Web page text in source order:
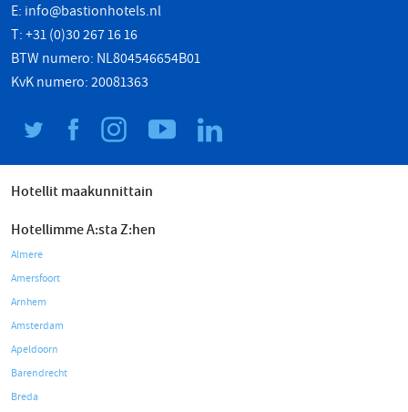
E: info@bastionhotels.nl
T: +31 (0)30 267 16 16
BTW numero: NL804546654B01
KvK numero: 20081363
Hotellit maakunnittain
Hotellimme A:sta Z:hen
Almere
Amersfoort
Arnhem
Amsterdam
Apeldoorn
Barendrecht
Breda